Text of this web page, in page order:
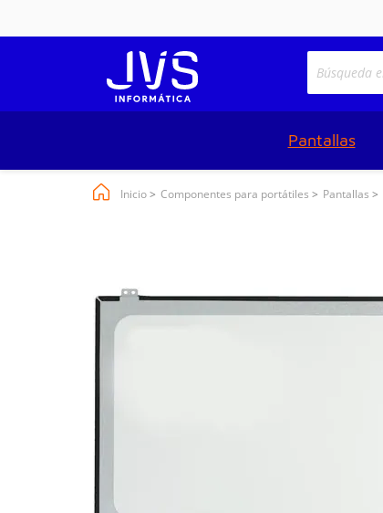
Pantallas
Inicio Componentes para portátiles Pantallas